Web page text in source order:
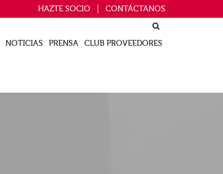
HAZTE SOCIO CONTÁCTANOS
NOTICIAS PRENSA CLUB PROVEEDORES